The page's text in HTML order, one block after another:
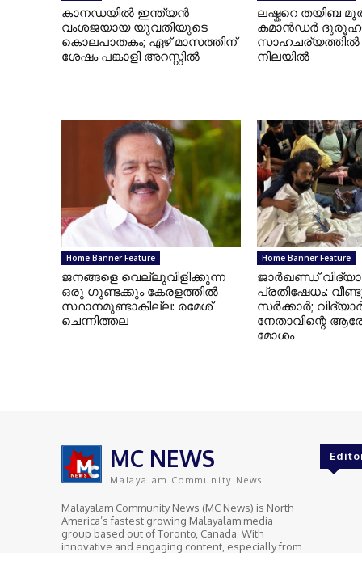
കാനഡയില്‍ ഇന്ത്യന്‍
വംശജയായ യുവതിയുടെ
കൊലപാതകം; ഏഴ് മാസത്തിന്
ശേഷം പങ്കാളി അറസ്റ്റില്‍
ലഷ്കറെ തയിബ
കമാൻഡർ ദുരൂഹ
സാഹചര്യത്തിൽ
നിലയിൽ
Home Banner Feature
ജനങ്ങളെ വെല്ലുവിളിക്കുന്ന
ഒരു ഗുണ്ടക്കും കേരളത്തിൽ
സ്ഥാനമുണ്ടാകില്ല: രമേശ്
ചെന്നിത്തല
Home Banner Feature
ജാർഖണ്ഡ്
പ്രതിഷേധം:
സർക്കാർ;
നേതാവിന്റെ
മോശം
British Columbia
കാട്ടുതീയിൽ വിറച്ച് ബ്രിട്ടീഷ്
കൊളംബിയ; പ്രവിശ്യയിൽ
Canada
ആർട്ടിക്
ചൈനീസ്